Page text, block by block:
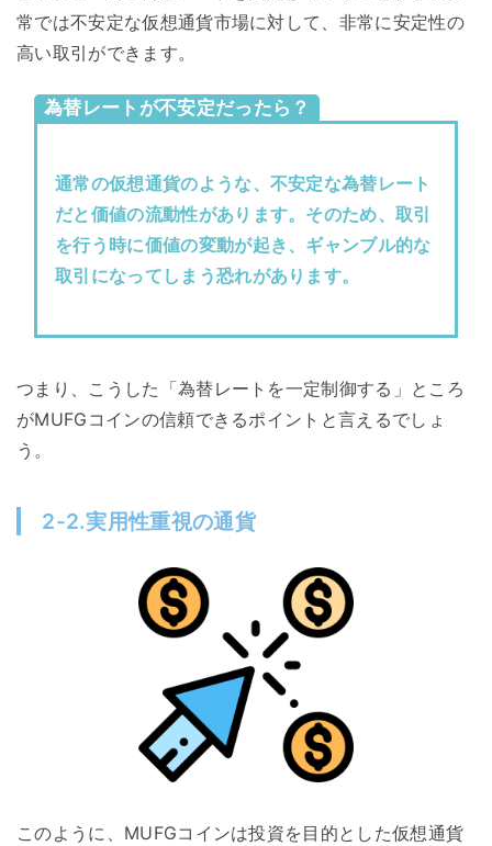
常では不安定な仮想通貨市場に対して、非常に安定性の
高い取引ができます。
為替レートが不安定だったら？
通常の仮想通貨のような、不安定な為替レート
だと価値の流動性があります。そのため、取引
を行う時に価値の変動が起き、ギャンブル的な
取引になってしまう恐れがあります。
つまり、こうした「為替レートを一定制御する」ところ
がMUFGコインの信頼できるポイントと言えるでしょ
う。
2-2.実用性重視の通貨
このように、MUFGコインは投資を目的とした仮想通貨